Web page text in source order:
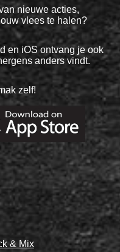
nieuwe acties,
vlees te halen?
en iOS ontvang je ook
anders vindt.
zelf!
& Mix